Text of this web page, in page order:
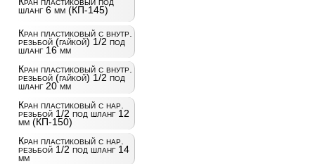
шланг 6 мм (КП-145)
Кран пластиковый с внутр.
резьбой (гайкой) 1/2 под
шланг 16 мм
Кран пластиковый с внутр.
резьбой (гайкой) 1/2 под
шланг 20 мм
Кран пластиковый с нар.
резьбой 1/2 под шланг 12
мм (КП-150)
Кран пластиковый с нар.
резьбой 1/2 под шланг 14
мм